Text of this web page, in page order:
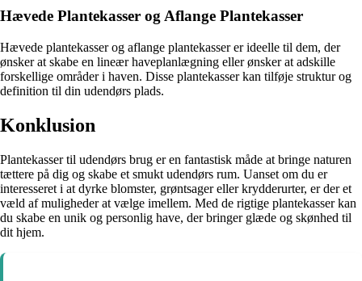
Hævede Plantekasser og Aflange Plantekasser
Hævede plantekasser og aflange plantekasser er ideelle til dem, der
ønsker at skabe en lineær haveplanlægning eller ønsker at adskille
forskellige områder i haven. Disse plantekasser kan tilføje struktur og
definition til din udendørs plads.
Konklusion
Plantekasser til udendørs brug er en fantastisk måde at bringe naturen
tættere på dig og skabe et smukt udendørs rum. Uanset om du er
interesseret i at dyrke blomster, grøntsager eller krydderurter, er der et
væld af muligheder at vælge imellem. Med de rigtige plantekasser kan
du skabe en unik og personlig have, der bringer glæde og skønhed til
dit hjem.